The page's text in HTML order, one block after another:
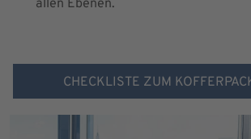
allen Ebenen.
CHECKLISTE ZUM